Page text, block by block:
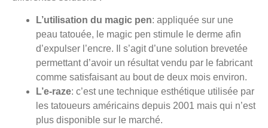
L’utilisation du magic pen: appliquée sur une
peau tatouée, le magic pen stimule le derme afin
d’expulser l’encre. Il s’agit d’une solution brevetée
permettant d’avoir un résultat vendu par le fabricant
comme satisfaisant au bout de deux mois environ.
L’e-raze: c’est une technique esthétique utilisée par
les tatoueurs américains depuis 2001 mais qui n’est
plus disponible sur le marché.